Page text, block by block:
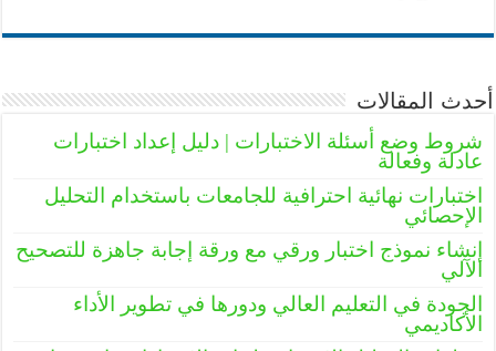
أحدث المقالات
شروط وضع أسئلة الاختبارات | دليل إعداد اختبارات
عادلة وفعالة
اختبارات نهائية احترافية للجامعات باستخدام التحليل
الإحصائي
إنشاء نموذج اختبار ورقي مع ورقة إجابة جاهزة للتصحيح
الآلي
الجودة في التعليم العالي ودورها في تطوير الأداء
الأكاديمي